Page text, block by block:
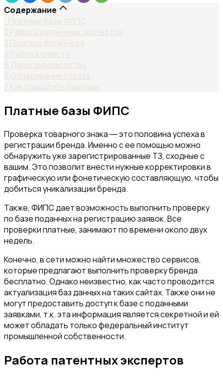
Содержание
1 Платные базы ФИПС
2 Работа патентных экспертов
3 Помощь дизайнера
4 Работа юриста
5 Делопроизводство
6 Оспаривание отказа
7 Как сократить расходы
Платные базы ФИПС
Проверка товарного знака ― это половина успеха в
регистрации бренда. Именно с ее помощью можно
обнаружить уже зарегистрированные ТЗ, сходные с
вашим. Это позволит внести нужные корректировки в
графическую или фонетическую составляющую, чтобы
добиться уникализации бренда.
Также, ФИПС дает возможность выполнить проверку
по базе поданных на регистрацию заявок. Все
проверки платные, занимают по времени около двух
недель.
Конечно, в сети можно найти множество сервисов,
которые предлагают выполнить проверку бренда
бесплатно. Однако неизвестно, как часто проводится
актуализация баз данных на таких сайтах. Также они не
могут предоставить доступ к базе с поданными
заявками, т.к. эта информация является секретной и ей
может обладать только федеральный институт
промышленной собственности.
Работа патентных экспертов